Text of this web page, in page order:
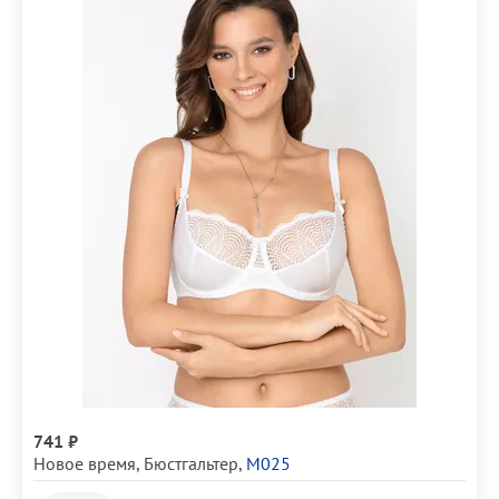
741 ₽
Новое время, Бюстгальтер, М025